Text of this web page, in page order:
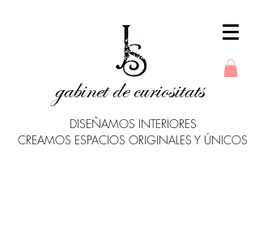
gabinet de curiositats
DISEÑAMOS INTERIORES
CREAMOS ESPACIOS ORIGINALES Y ÚNICOS